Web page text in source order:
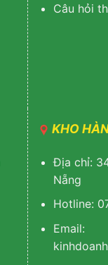
Câu hỏi
KHO
Địa chỉ:
Nẵng
Hotline:
Email:
k